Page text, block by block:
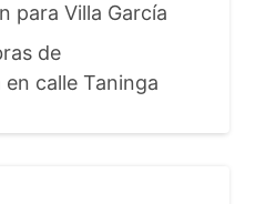
para Villa García
de
calle Taninga